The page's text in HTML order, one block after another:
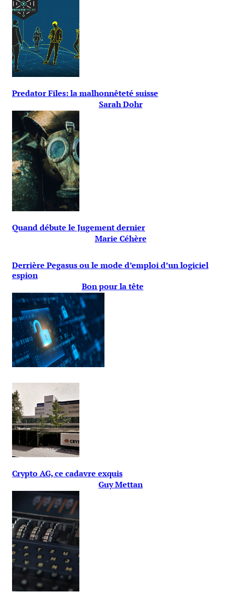
Predator Files: la malhonnêteté suisse
Sarah Dohr
Quand débute le Jugement dernier
Marie Céhère
Derrière Pegasus ou le mode d’emploi d’un logiciel
espion
Bon pour la tête
Crypto AG, ce cadavre exquis
Guy Mettan